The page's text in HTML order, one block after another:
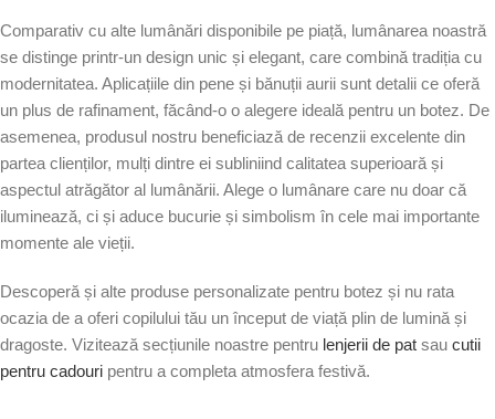
Comparativ cu alte lumânări disponibile pe piață, lumânarea noastră
se distinge printr-un design unic și elegant, care combină tradiția cu
modernitatea. Aplicațiile din pene și bănuții aurii sunt detalii ce oferă
un plus de rafinament, făcând-o o alegere ideală pentru un botez. De
asemenea, produsul nostru beneficiază de recenzii excelente din
partea clienților, mulți dintre ei subliniind calitatea superioară și
aspectul atrăgător al lumânării. Alege o lumânare care nu doar că
iluminează, ci și aduce bucurie și simbolism în cele mai importante
momente ale vieții.
Descoperă și alte produse personalizate pentru botez și nu rata
ocazia de a oferi copilului tău un început de viață plin de lumină și
dragoste. Vizitează secțiunile noastre pentru lenjerii de pat sau cutii
pentru cadouri pentru a completa atmosfera festivă.